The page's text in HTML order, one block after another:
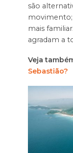
são
movimento;
mais
agradam a
Veja
Sebastião?